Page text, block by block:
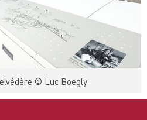
© Luc Boegly